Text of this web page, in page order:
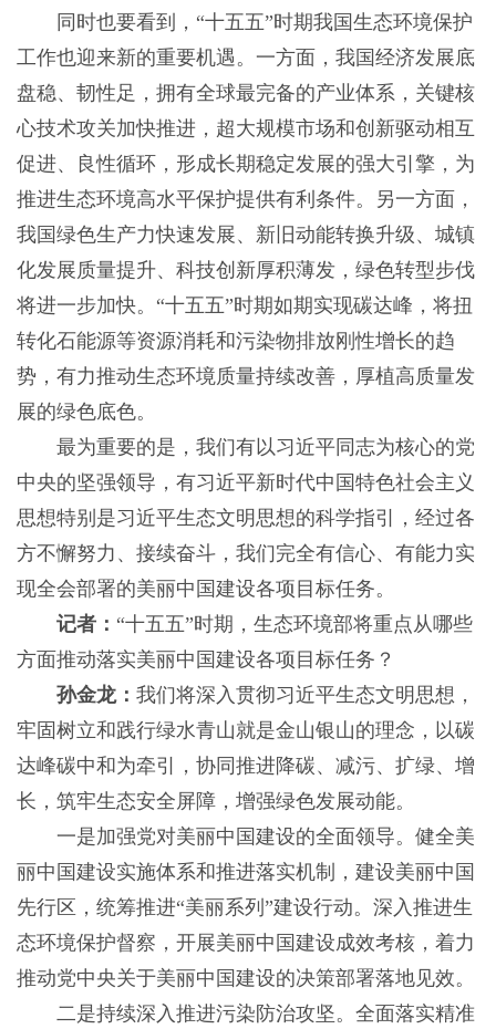
同时也要看到，“十五五”时期我国生态环境保护
工作也迎来新的重要机遇。一方面，我国经济发展底
盘稳、韧性足，拥有全球最完备的产业体系，关键核
心技术攻关加快推进，超大规模市场和创新驱动相互
促进、良性循环，形成长期稳定发展的强大引擎，为
推进生态环境高水平保护提供有利条件。另一方面，
我国绿色生产力快速发展、新旧动能转换升级、城镇
化发展质量提升、科技创新厚积薄发，绿色转型步伐
将进一步加快。“十五五”时期如期实现碳达峰，将扭
转化石能源等资源消耗和污染物排放刚性增长的趋
势，有力推动生态环境质量持续改善，厚植高质量发
展的绿色底色。
最为重要的是，我们有以习近平同志为核心的党
中央的坚强领导，有习近平新时代中国特色社会主义
思想特别是习近平生态文明思想的科学指引，经过各
方不懈努力、接续奋斗，我们完全有信心、有能力实
现全会部署的美丽中国建设各项目标任务。
记者： “十五五”时期，生态环境部将重点从哪些
方面推动落实美丽中国建设各项目标任务？
孙金龙： 我们将深入贯彻习近平生态文明思想，
牢固树立和践行绿水青山就是金山银山的理念，以碳
达峰碳中和为牵引，协同推进降碳、减污、扩绿、增
长，筑牢生态安全屏障，增强绿色发展动能。
一是加强党对美丽中国建设的全面领导。健全美
丽中国建设实施体系和推进落实机制，建设美丽中国
先行区，统筹推进“美丽系列”建设行动。深入推进生
态环境保护督察，开展美丽中国建设成效考核，着力
推动党中央关于美丽中国建设的决策部署落地见效。
二是持续深入推进污染防治攻坚。全面落实精准